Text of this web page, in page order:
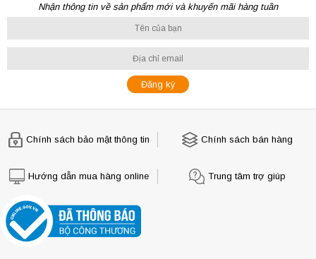
Nhận thông tin về sản phẩm mới và khuyến mãi hàng tuần
Chính sách bảo mật thông tin Chính sách bán hàng
Hướng dẫn mua hàng online Trung tâm trợ giúp